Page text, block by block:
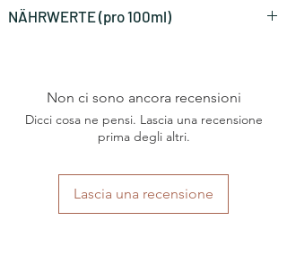
Champignons, Olivenöl extra, Knoblauch,
NÄHRWERTE (pro 100ml)
Energie in kJ 260 kJ
davon gesättigte Fettsäuren 0.40 g
Kohlenhydrate 7.30 g
Non ci sono ancora recensioni
Dicci cosa ne pensi. Lascia una recensione
prima degli altri.
Lascia una recensione